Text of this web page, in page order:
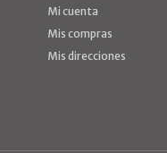
Mi cuenta
Mis compras
Mis direcciones